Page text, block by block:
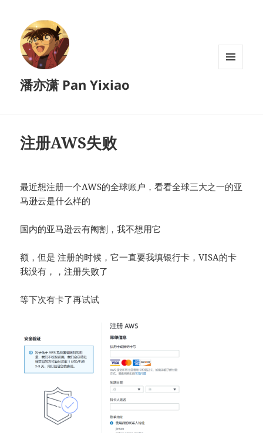
潘亦潇 Pan Yixiao
注册AWS失败
最近想注册一个AWS的全球账户，看看全球三大之一的亚
马逊云是什么样的
国内的亚马逊云有阉割，我不想用它
额，但是 注册的时候，它一直要我填银行卡，VISA的卡
我没有，，注册失败了
等下次有卡了再试试